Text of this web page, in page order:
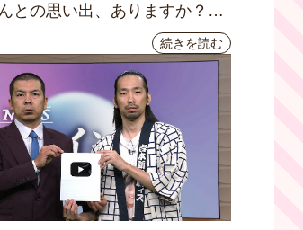
との思い出、ありますか？会
んに聞いてみました
続きを読む